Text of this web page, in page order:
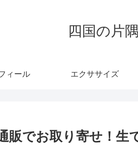
四国の片
ィール エクササイズ
販でお取り寄せ！生